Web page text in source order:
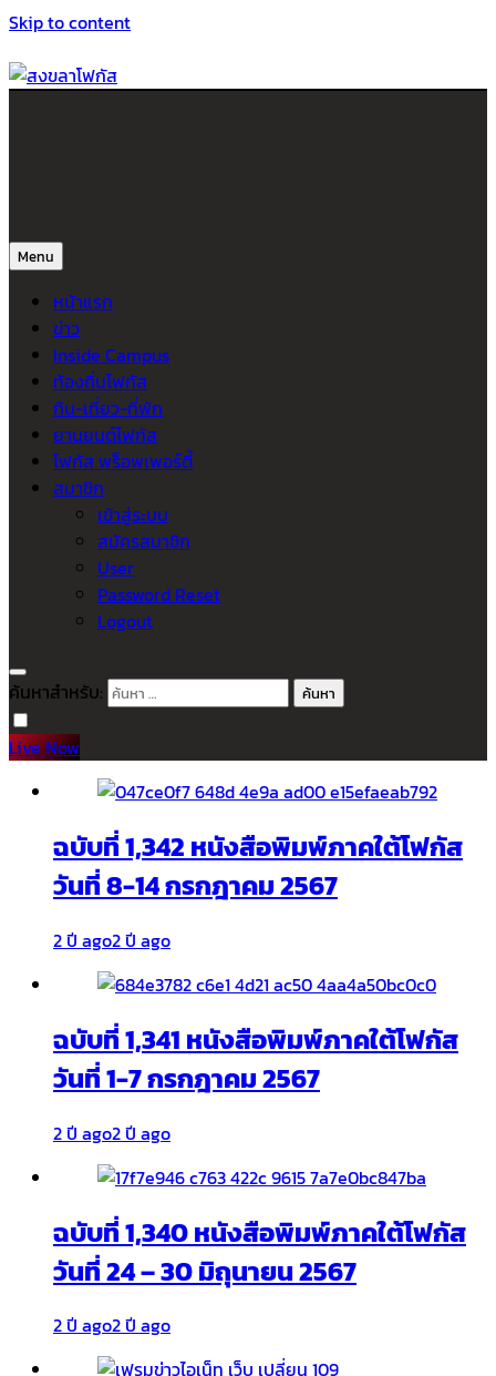
Skip to content
Menu
หน้าแรก
ข่าว
Inside Campus
ท้องถิ่นโฟกัส
กิน-เที่ยว-ที่พัก
ยานยนต์โฟกัส
โฟกัส พร็อพเพอร์ตี้
สมาชิก
เข้าสู่ระบบ
สมัครสมาชิก
User
Password Reset
Logout
ค้นหาสำหรับ:
Live Now
ฉบับที่ 1,342 หนังสือพิมพ์ภาคใต้โฟกัส
วันที่ 8-14 กรกฎาคม 2567
2 ปี ago2 ปี ago
ฉบับที่ 1,341 หนังสือพิมพ์ภาคใต้โฟกัส
วันที่ 1-7 กรกฎาคม 2567
2 ปี ago2 ปี ago
ฉบับที่ 1,340 หนังสือพิมพ์ภาคใต้โฟกัส
วันที่ 24 – 30 มิถุนายน 2567
2 ปี ago2 ปี ago